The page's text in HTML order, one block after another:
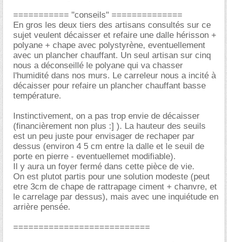
=========== "conseils" ==============
En gros les deux tiers des artisans consultés sur ce
sujet veulent décaisser et refaire une dalle hérisson +
polyane + chape avec polystyrène, eventuellement
avec un plancher chauffant. Un seul artisan sur cinq
nous a déconseillé le polyane qui va chasser
l'humidité dans nos murs. Le carreleur nous a incité à
décaisser pour refaire un plancher chauffant basse
température.
Instinctivement, on a pas trop envie de décaisser
(financièrement non plus :] ). La hauteur des seuils
est un peu juste pour envisager de rechaper par
dessus (environ 4 5 cm entre la dalle et le seuil de
porte en pierre - eventuellemet modifiable).
Il y aura un foyer fermé dans cette pièce de vie.
On est plutot partis pour une solution modeste (peut
etre 3cm de chape de rattrapage ciment + chanvre, et
le carrelage par dessus), mais avec une inquiétude en
arrière pensée.
===========================